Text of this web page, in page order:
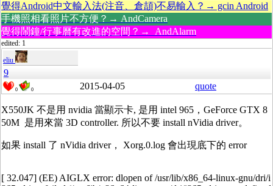
覺得Android中文輸入法(注音、倉頡)不易輸入？→ gcin Android
手機照相看照片不方便？→ AndCamera
覺得鬧鐘/行事曆有改進的空間？→ AndAlarm
edited: 1
eliu
9
0 0 2015-04-05 quote
X550JK 不是用 nvidia 當顯示卡, 是用 intel 965，GeForce GTX 8
50M 是用來當 3D controller. 所以不要 install nVidia driver。
如果 install 了 nVidia driver， Xorg.0.log 會出現底下的 error
[ 32.047] (EE) AIGLX error: dlopen of /usr/lib/x86_64-linux-gnu/dri/i